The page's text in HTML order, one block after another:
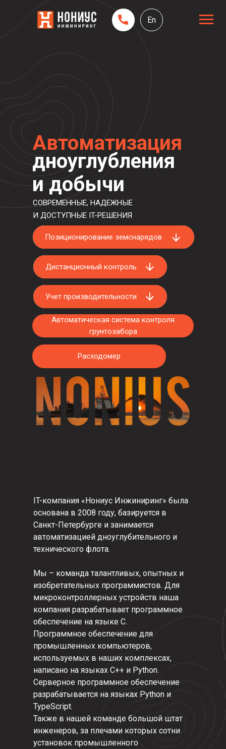
En
Автоматизация
дноуглубления
и добычи
СОВРЕМЕННЫЕ, НАДЕЖНЫЕ
И ДОСТУПНЫЕ IT-РЕШЕНИЯ
Позиционирование земснарядов
Позиционирование земснарядов
Дистанционный контроль
Дистанционный контроль
Учет производительности
Учет производительности
Расходомер
Автоматическая система контроля
грунтозабора
IT-компания «Нониус Инжиниринг» была
основана в 2008 году, базируется в
Санкт-Петербурге и занимается
автоматизацией дноуглубительного и
технического флота.
Мы – команда талантливых, опытных и
изобретательных программистов. Для
микроконтроллерных устройств наша
компания разрабатывает программное
обеспечение на языке С.
Программное обеспечение для
промышленных компьютеров,
используемых в наших комплексах,
написано на языках C++ и Python.
Серверное программное обеспечение
разрабатывается на языках Python и
TypeScript.
Также в нашей команде большой штат
инженеров, за плечами которых сотни
установок промышленного